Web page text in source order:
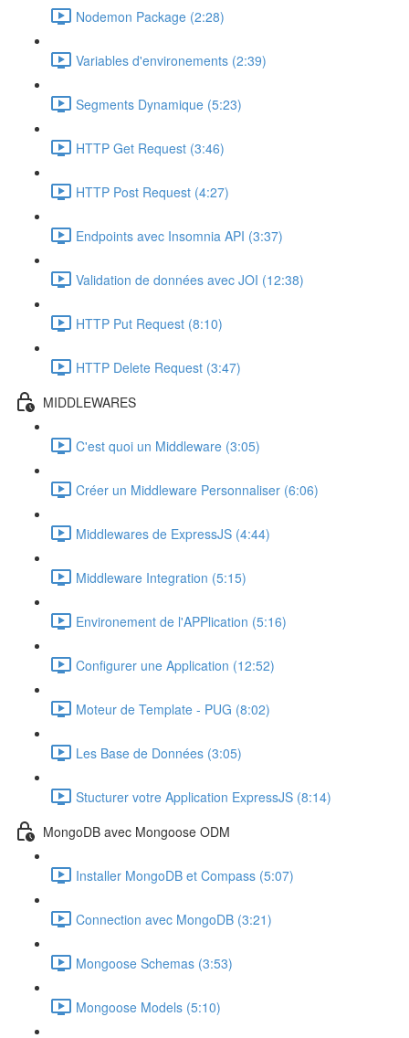
Nodemon Package (2:28)
Variables d'environements (2:39)
Segments Dynamique (5:23)
HTTP Get Request (3:46)
HTTP Post Request (4:27)
Endpoints avec Insomnia API (3:37)
Validation de données avec JOI (12:38)
HTTP Put Request (8:10)
HTTP Delete Request (3:47)
MIDDLEWARES
C'est quoi un Middleware (3:05)
Créer un Middleware Personnaliser (6:06)
Middlewares de ExpressJS (4:44)
Middleware Integration (5:15)
Environement de l'APPlication (5:16)
Configurer une Application (12:52)
Moteur de Template - PUG (8:02)
Les Base de Données (3:05)
Stucturer votre Application ExpressJS (8:14)
MongoDB avec Mongoose ODM
Installer MongoDB et Compass (5:07)
Connection avec MongoDB (3:21)
Mongoose Schemas (3:53)
Mongoose Models (5:10)